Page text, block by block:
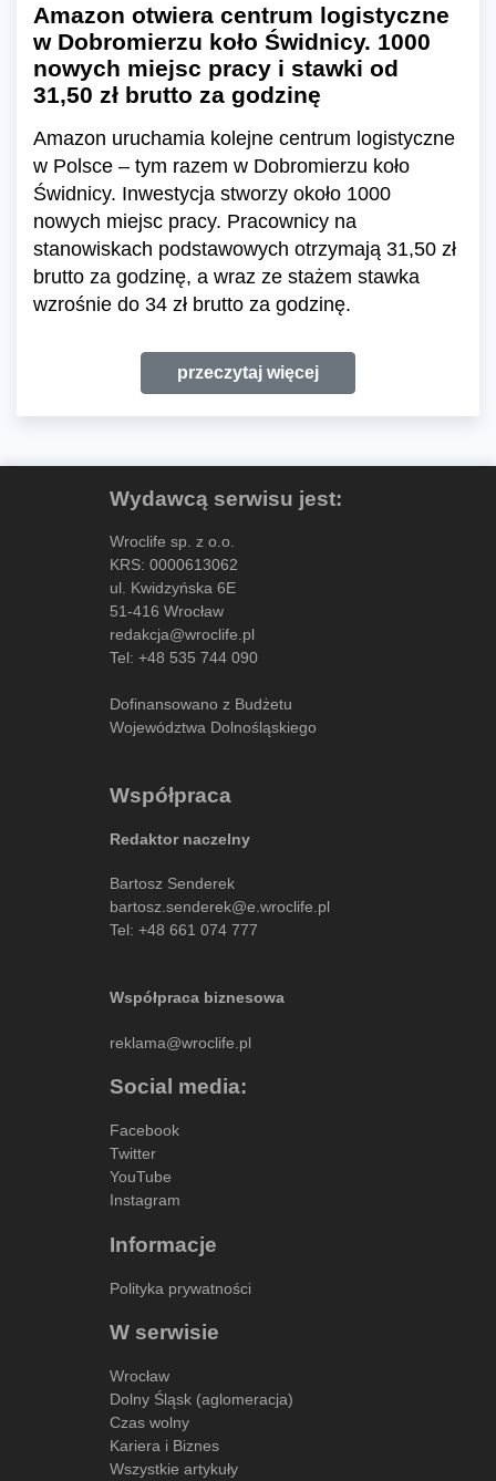
Amazon otwiera centrum logistyczne
w Dobromierzu koło Świdnicy. 1000
nowych miejsc pracy i stawki od
31,50 zł brutto za godzinę
Amazon uruchamia kolejne centrum logistyczne
w Polsce – tym razem w Dobromierzu koło
Świdnicy. Inwestycja stworzy około 1000
nowych miejsc pracy. Pracownicy na
stanowiskach podstawowych otrzymają 31,50 zł
brutto za godzinę, a wraz ze stażem stawka
wzrośnie do 34 zł brutto za godzinę.
przeczytaj więcej
Wydawcą serwisu jest:
Wroclife sp. z o.o.
KRS: 0000613062
ul. Kwidzyńska 6E
51-416 Wrocław
redakcja@wroclife.pl
Tel: +48 535 744 090
Dofinansowano z Budżetu
Województwa Dolnośląskiego
Współpraca
Redaktor naczelny
Bartosz Senderek
bartosz.senderek@e.wroclife.pl
Tel: +48 661 074 777
Współpraca biznesowa
reklama@wroclife.pl
Social media:
Facebook
Twitter
YouTube
Instagram
Informacje
Polityka prywatności
W serwisie
Wrocław
Dolny Śląsk (aglomeracja)
Czas wolny
Kariera i Biznes
Wszystkie artykuły